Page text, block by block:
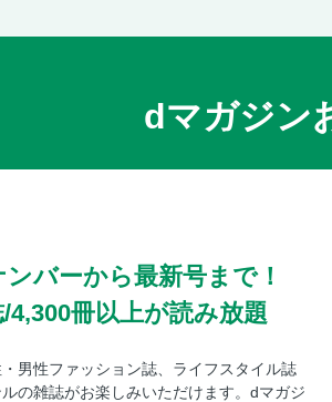
dマガジン
バーから最新号まで！
4,300冊以上が読み放題
男性ファッション誌、ライフスタイル誌
の雑誌がお楽しみいただけます。dマガジ